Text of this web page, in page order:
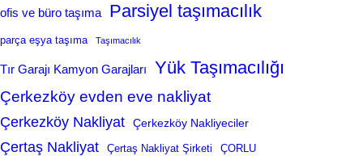
ofis ve büro taşıma Parsiyel taşımacılık
parça eşya taşıma Taşımacılık
Tır Garajı Kamyon Garajları Yük Taşımacılığı
Çerkezköy evden eve nakliyat
Çerkezköy Nakliyat Çerkezköy Nakliyeciler
Çertaş Nakliyat Çertaş Nakliyat Şirketi ÇORLU